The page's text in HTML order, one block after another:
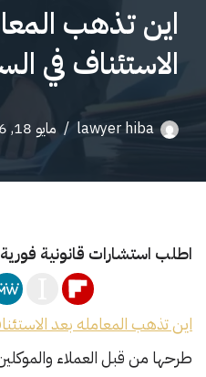
اين تذهب
الاستئناف في
lawyer hiba مايو 18, 2026
اطلب استشارات قانونية
اين تذهب المعامله بعد
طرحها من قبل العملاء